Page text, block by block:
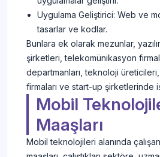
Uygulama Geliştirici: Web ve
tasarlar ve kodlar.
Bunlara ek olarak mezunlar,
şirketleri, telekomünikasyon
departmanları, teknoloji
firmaları ve start-up şirketlerinde
Mobil
Maaşları
Mobil teknolojileri alanında